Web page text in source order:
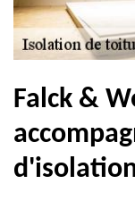
Falck &